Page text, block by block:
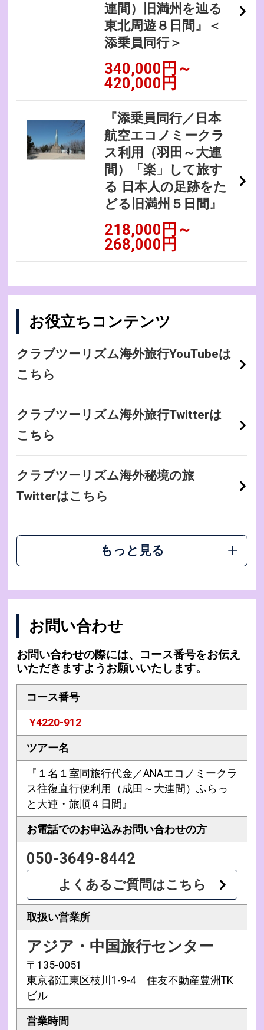
連間）旧満州を辿る
東北周遊８日間』＜
添乗員同行＞
340,000円～
420,000円
『添乗員同行／日本
航空エコノミークラ
ス利用（羽田～大連
間）「楽」して旅す
る 日本人の足跡をた
どる旧満州５日間』
218,000円～
268,000円
お役立ちコンテンツ
クラブツーリズム海外旅行YouTubeは
こちら
クラブツーリズム海外旅行Twitterは
こちら
クラブツーリズム海外秘境の旅
Twitterはこちら
もっと見る
お問い合わせ
お問い合わせの際には、コース番号をお伝え
いただきますようお願いいたします。
コース番号
Y4220-912
ツアー名
『１名１室同旅行代金／ANAエコノミークラ
ス往復直行便利用（成田～大連間）ふらっ
と大連・旅順４日間』
お電話でのお申込みお問い合わせの方
050-3649-8442
よくあるご質問はこちら
取扱い営業所
アジア・中国旅行センター
〒135-0051
東京都江東区枝川1-9-4 住友不動産豊洲TK
ビル
営業時間